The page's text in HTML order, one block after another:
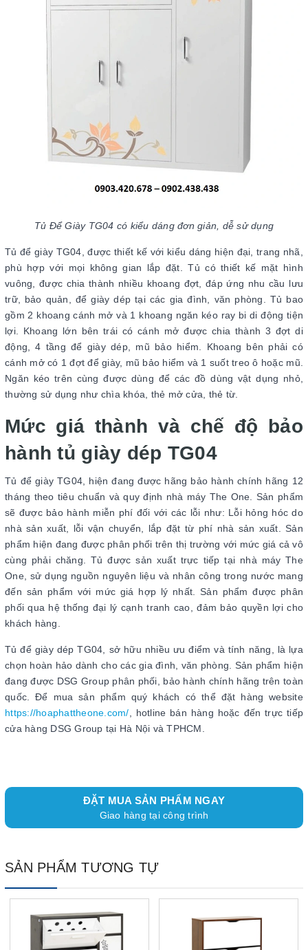
Tủ Để Giày TG04 có kiểu dáng đơn giản, dễ sử dụng
Tủ để giày TG04, được thiết kế với kiểu dáng hiện đại, trang nhã,
phù hợp với mọi không gian lắp đặt. Tủ có thiết kế mặt hình
vuông, được chia thành nhiều khoang đợt, đáp ứng nhu cầu lưu
trữ, bảo quản, để giày dép tại các gia đình, văn phòng. Tủ bao
gồm 2 khoang cánh mở và 1 khoang ngăn kéo ray bi di động tiện
lợi. Khoang lớn bên trái có cánh mở được chia thành 3 đợt di
động, 4 tầng để giày dép, mũ bảo hiểm. Khoang bên phải có
cánh mở có 1 đợt để giày, mũ bảo hiểm và 1 suốt treo ô hoặc mũ.
Ngăn kéo trên cùng được dùng để các đồ dùng vật dụng nhỏ,
thường sử dụng như chìa khóa, thẻ mở cửa, thẻ từ.
Mức giá thành và chế độ bảo
hành tủ giày dép TG04
Tủ để giày TG04, hiện đang được hãng bảo hành chính hãng 12
tháng theo tiêu chuẩn và quy định nhà máy The One. Sản phẩm
sẽ được bảo hành miễn phí đối với các lỗi như: Lỗi hỏng hóc do
nhà sản xuất, lỗi vận chuyển, lắp đặt từ phí nhà sản xuất. Sản
phẩm hiện đang được phân phối trên thị trường với mức giá cả vô
cùng phải chăng. Tủ được sản xuất trực tiếp tại nhà máy The
One, sử dụng nguồn nguyên liệu và nhân công trong nước mang
đến sản phẩm với mức giá hợp lý nhất. Sản phẩm được phân
phối qua hệ thống đại lý cạnh tranh cao, đảm bảo quyền lợi cho
khách hàng.
Tủ để giày dép TG04, sở hữu nhiều ưu điểm và tính năng, là lựa
chọn hoàn hảo dành cho các gia đình, văn phòng. Sản phẩm hiện
đang được DSG Group phân phối, bảo hành chính hãng trên toàn
quốc. Để mua sản phẩm quý khách có thể đặt hàng website
https://hoaphattheone.com/ , hotline bán hàng hoặc đến trực tiếp
cửa hàng DSG Group tại Hà Nội và TPHCM.
ĐẶT MUA SẢN PHẨM NGAY
Giao hàng tại công trình
SẢN PHẨM TƯƠNG TỰ